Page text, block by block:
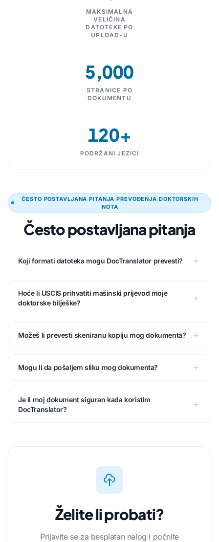
MAKSIMALNA
VELIČINA
DATOTEKE PO
UPLOAD-U
5,000
STRANICE PO
DOKUMENTU
120+
PODRŽANI JEZICI
ČESTO POSTAVLJANA PITANJA PREVOĐENJA DOKTORSKIH
NOTA
Često postavljana pitanja
Koji formati datoteka mogu DocTranslator prevesti?
Hoće li USCIS prihvatiti mašinski prijevod moje
doktorske bilješke?
Možeš li prevesti skeniranu kopiju mog dokumenta?
Mogu li da pošaljem sliku mog dokumenta?
Je li moj dokument siguran kada koristim
DocTranslator?
Želite li probati?
Prijavite se za besplatan nalog i počnite